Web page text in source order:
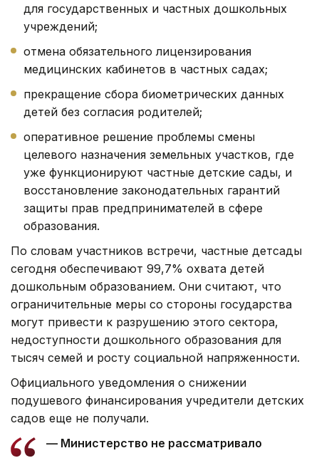
для государственных и частных дошкольных
учреждений;
отмена обязательного лицензирования
медицинских кабинетов в частных садах;
прекращение сбора биометрических данных
детей без согласия родителей;
оперативное решение проблемы смены
целевого назначения земельных участков, где
уже функционируют частные детские сады, и
восстановление законодательных гарантий
защиты прав предпринимателей в сфере
образования.
По словам участников встречи, частные детсады
сегодня обеспечивают 99,7% охвата детей
дошкольным образованием. Они считают, что
ограничительные меры со стороны государства
могут привести к разрушению этого сектора,
недоступности дошкольного образования для
тысяч семей и росту социальной напряженности.
Официального уведомления о снижении
подушевого финансирования учредители детских
садов еще не получали.
— Министерство не рассматривало